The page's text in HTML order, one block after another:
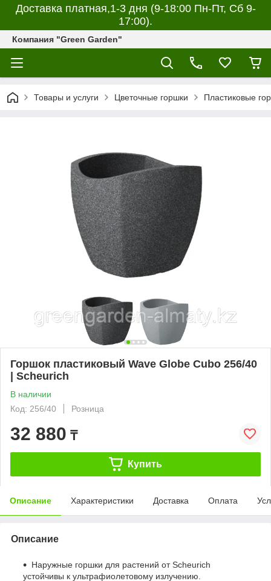
Доставка платная,1-3 дня (9-18:00 Пн-Пт, Сб 9-
17:00).
Компания "Green Garden"
Товары и услуги Цветочные горшки Пластиковые
Горшок пластиковый Wave Globe Cubo 256/40
| Scheurich
В наличии
Код: 256/40
Розница
32 880 ₸
Купить
Описание Характеристики Доставка Оплата
Описание
Наружные горшки для растений от Scheurich
устойчивы к ультрафиолетовому излучению.